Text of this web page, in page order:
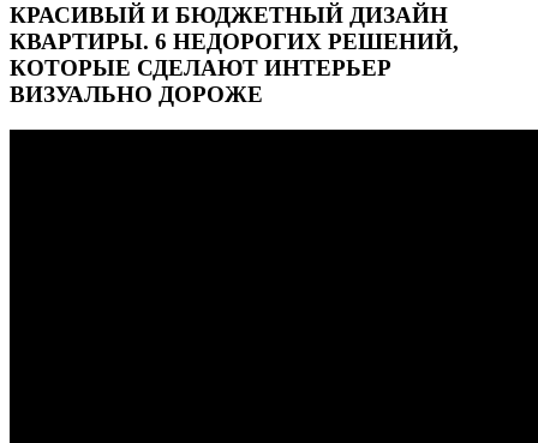
КРАСИВЫЙ И БЮДЖЕТНЫЙ ДИЗАЙН
КВАРТИРЫ. 6 НЕДОРОГИХ РЕШЕНИЙ,
КОТОРЫЕ СДЕЛАЮТ ИНТЕРЬЕР
ВИЗУАЛЬНО ДОРОЖЕ